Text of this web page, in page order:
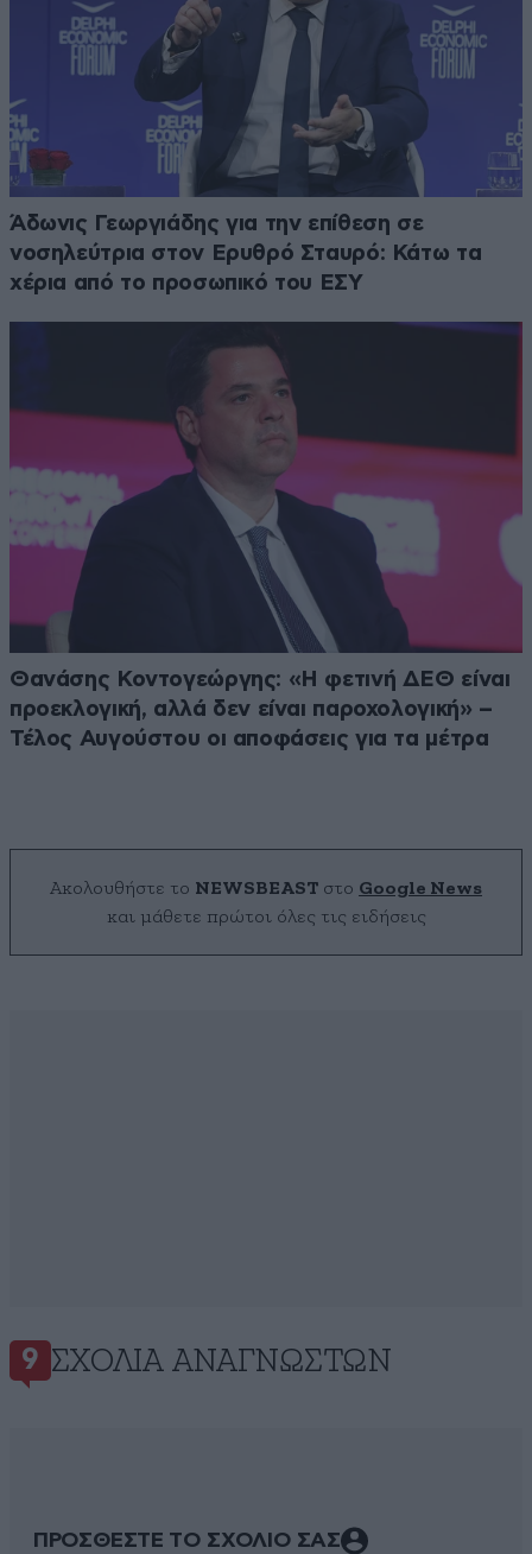
Άδωνις Γεωργιάδης για την επίθεση σε
νοσηλεύτρια στον Ερυθρό Σταυρό: Κάτω τα
χέρια από το προσωπικό του ΕΣΥ
Θανάσης Κοντογεώργης: «Η φετινή ΔΕΘ είναι
προεκλογική, αλλά δεν είναι παροχολογική» –
Τέλος Αυγούστου οι αποφάσεις για τα μέτρα
Ακολουθήστε το NEWSBEAST στο Google News
και μάθετε πρώτοι όλες τις ειδήσεις
9 ΣΧΌΛΙΑ ΑΝΑΓΝΩΣΤΏΝ
ΠΡΟΣΘΕΣΤΕ ΤΟ ΣΧΟΛΙΟ ΣΑΣ